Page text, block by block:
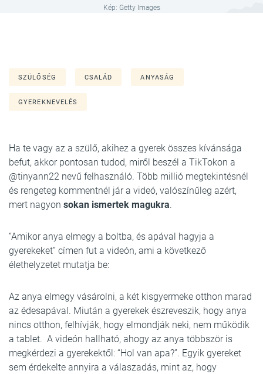
Kép: Getty Images
SZÜLŐSÉG CSALÁD ANYASÁG
GYEREKNEVELÉS
Ha te vagy az a szülő, akihez a gyerek összes kívánsága
befut, akkor pontosan tudod, miről beszél a TikTokon a
@tinyann22 nevű felhasználó. Több millió megtekintésnél
és rengeteg kommentnél jár a videó, valószínűleg azért,
mert nagyon sokan ismertek magukra.
“Amikor anya elmegy a boltba, és apával hagyja a
gyerekeket” címen fut a videón, ami a következő
élethelyzetet mutatja be:
Az anya elmegy vásárolni, a két kisgyermeke otthon marad
az édesapával. Miután a gyerekek észreveszik, hogy anya
nincs otthon, felhívják, hogy elmondják neki, nem működik
a tablet. A videón hallható, ahogy az anya többször is
megkérdezi a gyerekektől: “Hol van apa?”. Egyik gyereket
sem érdekelte annyira a válaszadás, mint az, hogy